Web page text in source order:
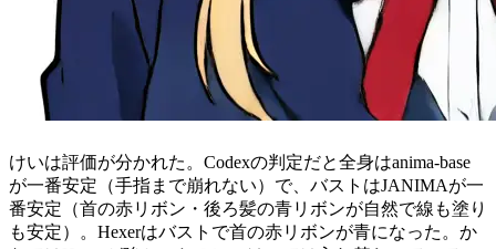
けいは評価が分かれた。Codexの判定だと全身はanima-base
が一番安定（手指まで崩れない）で、バストはJANIMAが一
番安定（首の赤リボン・後ろ髪の青リボンが自然で線も塗り
も安定）。Hexerはバストで首の赤リボンが青になった。か